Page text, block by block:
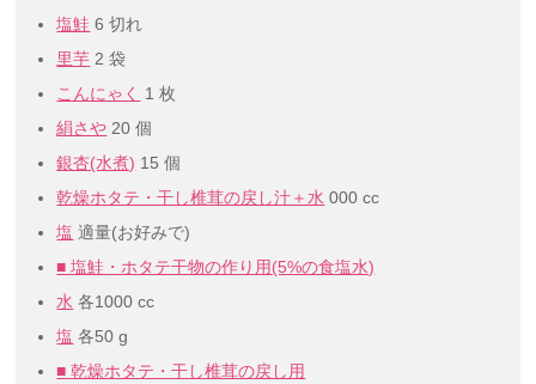
塩鮭 6 切れ
里芋 2 袋
こんにゃく
1 枚
絹さや 20 個
銀杏(水煮) 15 個
乾燥ホタテ・干し椎茸の戻し汁＋水 000 cc
塩 適量(お好みで)
■ 塩鮭・ホタテ干物の作り用(5%の食塩水)
水 各1000 cc
塩 各50 g
■ 乾燥ホタテ・干し椎茸の戻し用